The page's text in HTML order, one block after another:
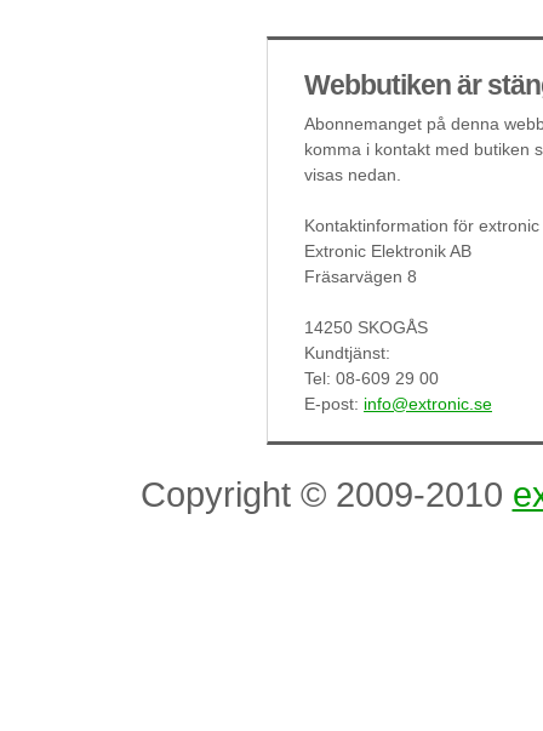
Webbutiken är
Abonnemanget på denna
komma i kontakt med butiken
visas nedan.
Kontaktinformation för extronic
Extronic Elektronik AB
Fräsarvägen 8
14250 SKOGÅS
Kundtjänst:
Tel: 08-609 29 00
E-post: info@extronic.se
Copyright © 2009-2010